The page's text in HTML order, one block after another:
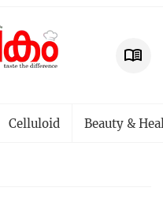
Celluloid Beauty &